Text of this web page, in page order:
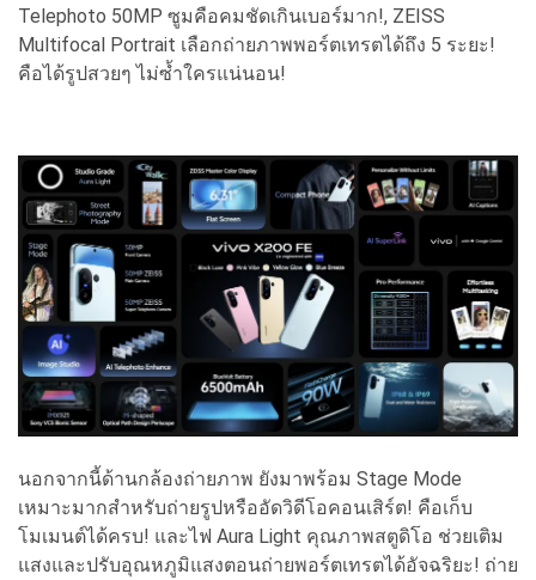
Telephoto 50MP ซูมคือคมชัดเกินเบอร์มาก!, ZEISS
Multifocal Portrait เลือกถ่ายภาพพอร์ตเทรตได้ถึง 5 ระยะ!
คือได้รูปสวยๆ ไม่ซ้ำใครแน่นอน!
นอกจากนี้ด้านกล้องถ่ายภาพ ยังมาพร้อม Stage Mode
เหมาะมากสำหรับถ่ายรูปหรืออัดวิดีโอคอนเสิร์ต! คือเก็บ
โมเมนต์ได้ครบ! และไฟ Aura Light คุณภาพสตูดิโอ ช่วยเติม
แสงและปรับอุณหภูมิแสงตอนถ่ายพอร์ตเทรตได้อัจฉริยะ! ถ่าย